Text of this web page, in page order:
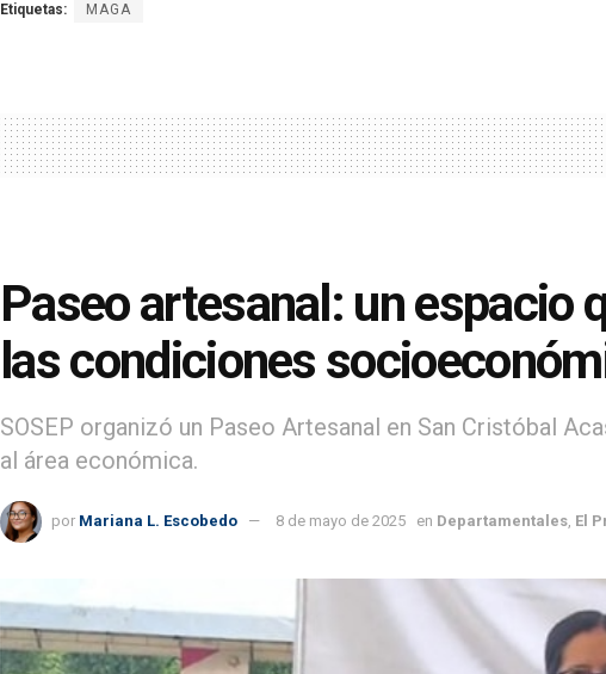
Etiquetas: MAGA
Paseo artesanal: un espacio
las condiciones
SOSEP organizó un Paseo Artesanal en San Cristóbal
al área económica.
por Mariana L. Escobedo 8 de mayo de 2025 en Departamentales, El